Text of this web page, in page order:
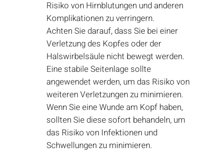
Risiko von Hirnblutungen und anderen
Komplikationen zu verringern.
Achten Sie darauf, dass Sie bei einer
Verletzung des Kopfes oder der
Halswirbelsäule nicht bewegt werden.
Eine stabile Seitenlage sollte
angewendet werden, um das Risiko von
weiteren Verletzungen zu minimieren.
Wenn Sie eine Wunde am Kopf haben,
sollten Sie diese sofort behandeln, um
das Risiko von Infektionen und
Schwellungen zu minimieren.